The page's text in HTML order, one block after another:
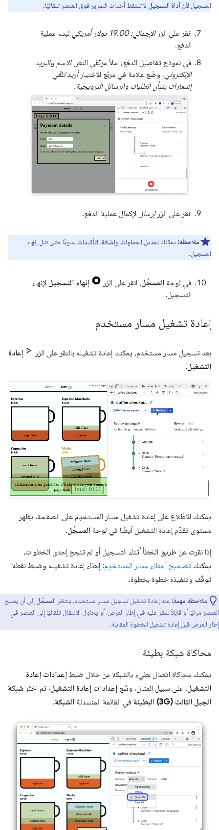
التسجيل لأنّ أداة التسجيل لا تلتقط أحداث التمرير فوق العنصر تلقائيًا.
انقر على الزرالإجمالي: 19.00 دولار أمريكي
لبدء عملية
الدفع.
في نموذج تفاصيل الدفع، املأ مربّعَي النصالاسم والبريد
الإلكتروني، وضَع علامة في مربّع الاختيارأريد تلقّي
إشعارات بشأن الطلبات والرسائل الترويجية.
انقر على الزرإرسال لإكمال عملية الدفع.
ملاحظة: يمكنك تعديل الخطوات وإضافة التأكيدات يدويًا حتى قبل إنهاء
التسجيل.
في لوحة المسجِّل، انقر على الزر إنهاء التسجيل لإنهاء
التسجيل.
إعادة تشغيل مسار مستخدم
بعد تسجيل مسار مستخدم، يمكنك إعادة تشغيله بالنقر على الزر
إعادة
التشغيل.
يمكنك الاطّلاع على إعادة تشغيل مسار المستخدِم على الصفحة. يظهر
مستوى تقدّم إعادة التشغيل أيضًا في لوحة المسجِّل.
إذا نقرت عن طريق الخطأ أثناء التسجيل أو لم تنجح إحدى الخطوات،
يمكنك تصحيح أخطاء مسار المستخدِم: إبطاء إعادة تشغيله وضبط نقطة
توقّف وتنفيذه خطوة بخطوة.
ملاحظة مهمة: عند إعادة تشغيل تسجيل مسار مستخدم، ينتظر المسجِّل إلى أن يصبح
العنصر مرئيًا أو قابلاً للنقر عليه في إطار العرض، أو يحاول الانتقال تلقائيًا إلى العنصر في
إطار العرض قبل إعادة تشغيل الخطوة المقابلة.
محاكاة شبكة بطيئة
يمكنك محاكاة اتصال بطيء بالشبكة من خلال ضبط إعدادات إعادة
التشغيل. على سبيل المثال، وسِّع إعدادات إعادة التشغيل، ثم اختَر شبكة
الجيل الثالث (3G) البطيئة
في القائمة المنسدلة الشبكة.